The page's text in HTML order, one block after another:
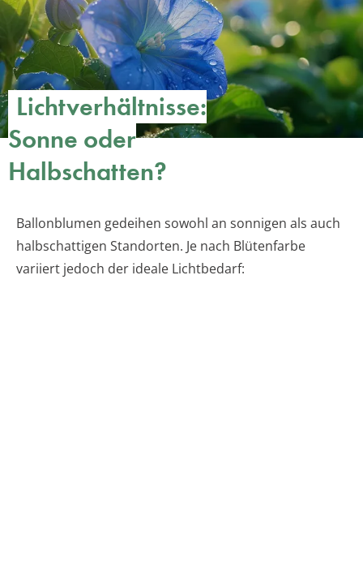
Lichtverhältnisse:
Sonne oder
Halbschatten?
Ballonblumen gedeihen sowohl an sonnigen als auch
halbschattigen Standorten. Je nach Blütenfarbe
variiert jedoch der ideale Lichtbedarf: